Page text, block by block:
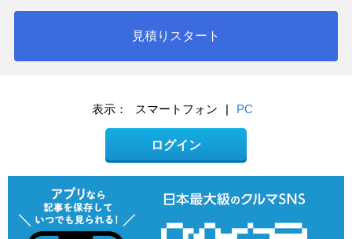
見積りスタート
表示： スマートフォン | PC
ログイン